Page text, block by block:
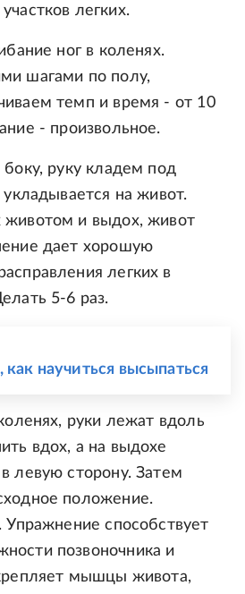
легких.
ног в коленях.
шагами по полу,
темп и время - от 10
- произвольное.
руку кладем под
укладывается на живот.
животом и выдох, живот
дает хорошую
легких в
5-6 раз.
как научиться высыпаться
руки лежат вдоль
вдох, а на выдохе
левую сторону. Затем
положение.
Упражнение способствует
позвоночника и
мышцы живота,